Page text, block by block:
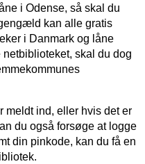
i Odense, så skal du
kan alle gratis
i Danmark og låne
skal du dog
meldt ind, eller hvis det er
du også forsøge at logge
din pinkode, kan du få en